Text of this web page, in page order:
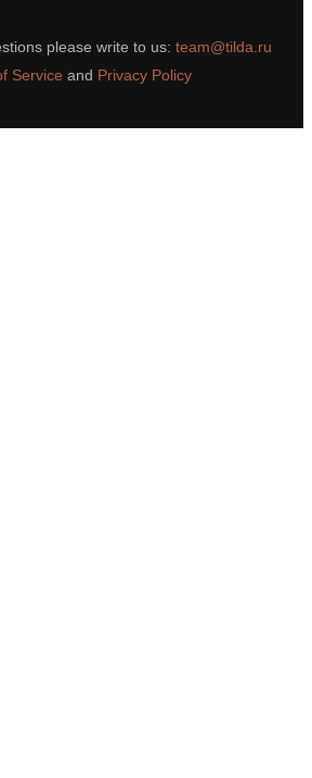
please write to us: team@tilda.ru
Service and Privacy Policy